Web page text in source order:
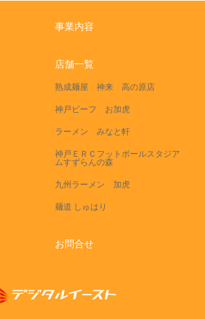
事業内容
店舗一覧
熟成麺屋 神来 高の原店
神戸ビーフ お加虎
ラーメン みなと軒
神戸ＥＲＣフットボールスタジア
ムすずらんの森
九州ラーメン 加虎
麺道 しゅはり
お問合せ